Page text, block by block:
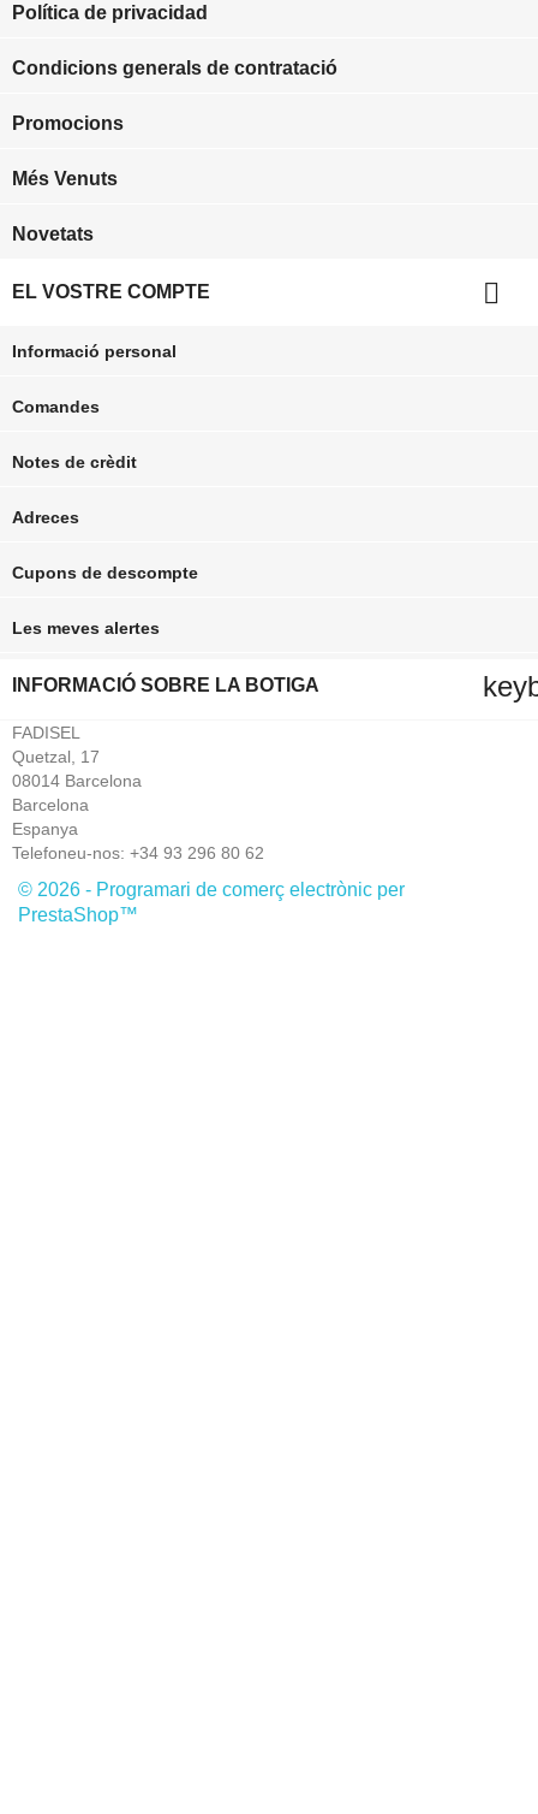
Política de privacidad
Condicions generals de contratació
Promocions
Més Venuts
Novetats
EL VOSTRE COMPTE 
Informació personal
Comandes
Notes de crèdit
Adreces
Cupons de descompte
Les meves alertes
INFORMACIÓ SOBRE LA BOTIGA
FADISEL
Quetzal, 17
08014 Barcelona
Barcelona
Espanya
Telefoneu-nos: +34 93 296 80 62
© 2026 - Programari de comerç electrònic per
PrestaShop™